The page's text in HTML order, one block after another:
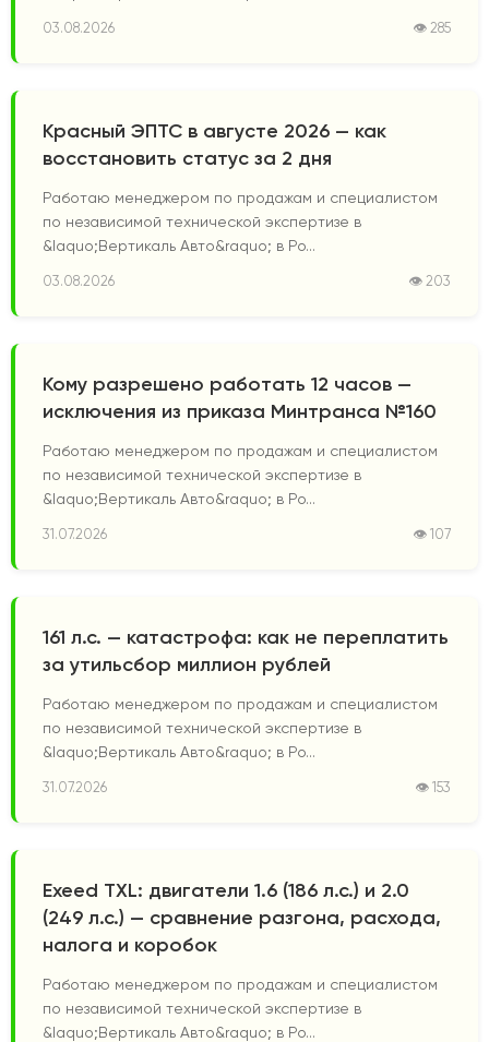
03.08.2026 👁 285
Красный ЭПТС в августе 2026 — как
восстановить статус за 2 дня
Работаю менеджером по продажам и специалистом
по независимой технической экспертизе в
&laquo;Вертикаль Авто&raquo; в Ро...
03.08.2026 👁 203
Кому разрешено работать 12 часов —
исключения из приказа Минтранса №160
Работаю менеджером по продажам и специалистом
по независимой технической экспертизе в
&laquo;Вертикаль Авто&raquo; в Ро...
31.07.2026 👁 107
161 л.с. — катастрофа: как не переплатить
за утильсбор миллион рублей
Работаю менеджером по продажам и специалистом
по независимой технической экспертизе в
&laquo;Вертикаль Авто&raquo; в Ро...
31.07.2026 👁 153
Exeed TXL: двигатели 1.6 (186 л.с.) и 2.0
(249 л.с.) — сравнение разгона, расхода,
налога и коробок
Работаю менеджером по продажам и специалистом
по независимой технической экспертизе в
&laquo;Вертикаль Авто&raquo; в Ро...